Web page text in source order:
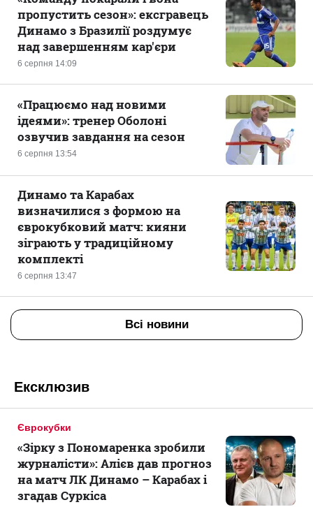
6 серпня 14:09
пропустить сезон»: ексгравець
Динамо з Бразилії роздумує
над завершенням кар'єри
6 серпня 13:54
«Працюємо над новими
ідеями»: тренер Оболоні
озвучив завдання на сезон
6 серпня 13:47
Динамо та Карабах
визначилися з формою на
єврокубковий матч: кияни
зіграють у традиційному
комплекті
Всі новини
Ексклюзив
Єврокубки
«Зірку з Пономаренка зробили
журналісти»: Алієв дав прогноз
на матч ЛК Динамо – Карабах і
згадав Суркіса